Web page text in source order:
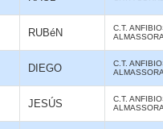
RUBéN
C.T.
DIEGO
C.T.
JESÚS
C.T.